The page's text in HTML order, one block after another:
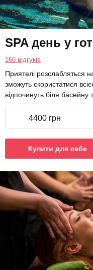
SPA день у
166 відгуків
Приятелі розслабляться
зможуть скористатися
відпочинуть біля басейну
4400 грн
Купити для себе